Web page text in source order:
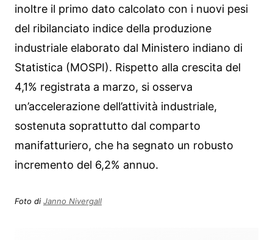
inoltre il primo dato calcolato con i nuovi pesi
del ribilanciato indice della produzione
industriale elaborato dal Ministero indiano di
Statistica (MOSPI). Rispetto alla crescita del
4,1% registrata a marzo, si osserva
un’accelerazione dell’attività industriale,
sostenuta soprattutto dal comparto
manifatturiero, che ha segnato un robusto
incremento del 6,2% annuo.
Foto di Janno Nivergall